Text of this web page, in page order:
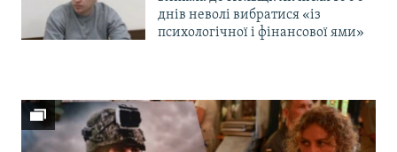
днів неволі вибратися «із
психологічної і фінансової ями»